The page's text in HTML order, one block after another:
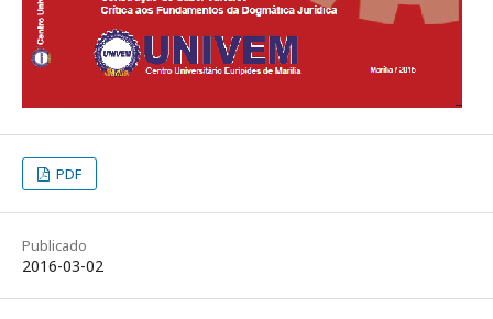
PDF
Publicado
2016-03-02